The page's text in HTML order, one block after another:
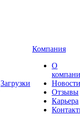
Загрузки
Компания
О
Новости
Отзывы
Карьера